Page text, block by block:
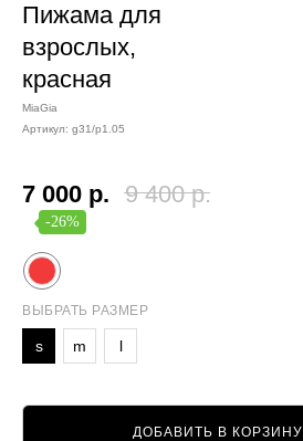
Пижама для
взрослых,
красная
MiaGia
Артикул: g31/p1.05
7 000 р. 9 400 р.
-26%
ВЫБРАТЬ РАЗМЕР
s m l
ДОБАВИТЬ В КОРЗИНУ